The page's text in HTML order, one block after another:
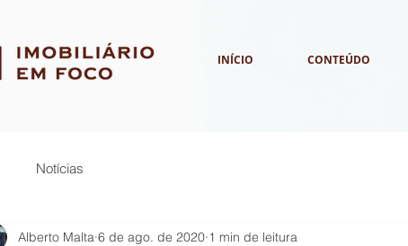
INÍCIO CONTEÚDO
Notícias
Alberto Malta 6 de ago. de 2020 1 min de leitura